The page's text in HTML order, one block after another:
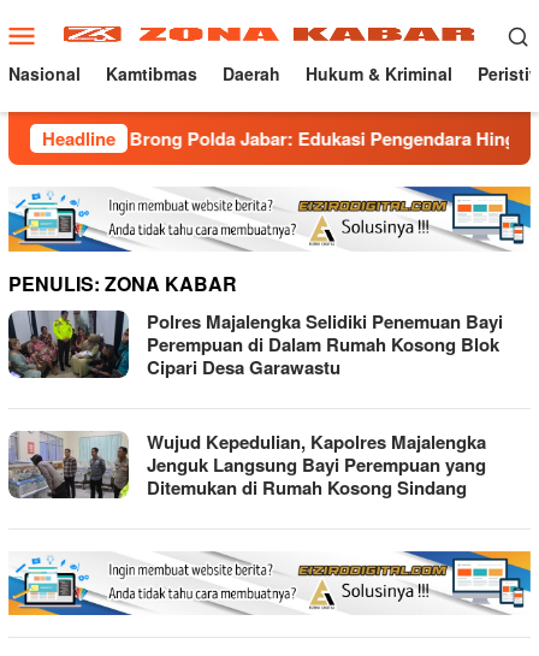
ke
konten
Menu
Mobile
Nasional Kamtibmas Daerah Hukum & Kriminal
Headline
Brong Polda Jabar: Edukasi Pengendara Hingga Ganti
PENULIS: ZONA KABAR
Polres Majalengka Selidiki Penemuan Bayi
Perempuan di Dalam Rumah Kosong Blok
Cipari Desa Garawastu
Wujud Kepedulian, Kapolres Majalengka
Jenguk Langsung Bayi Perempuan yang
Ditemukan di Rumah Kosong Sindang